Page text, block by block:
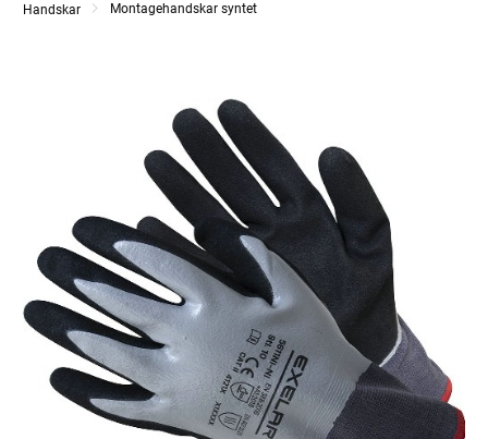
Handskar
Montagehandskar syntet